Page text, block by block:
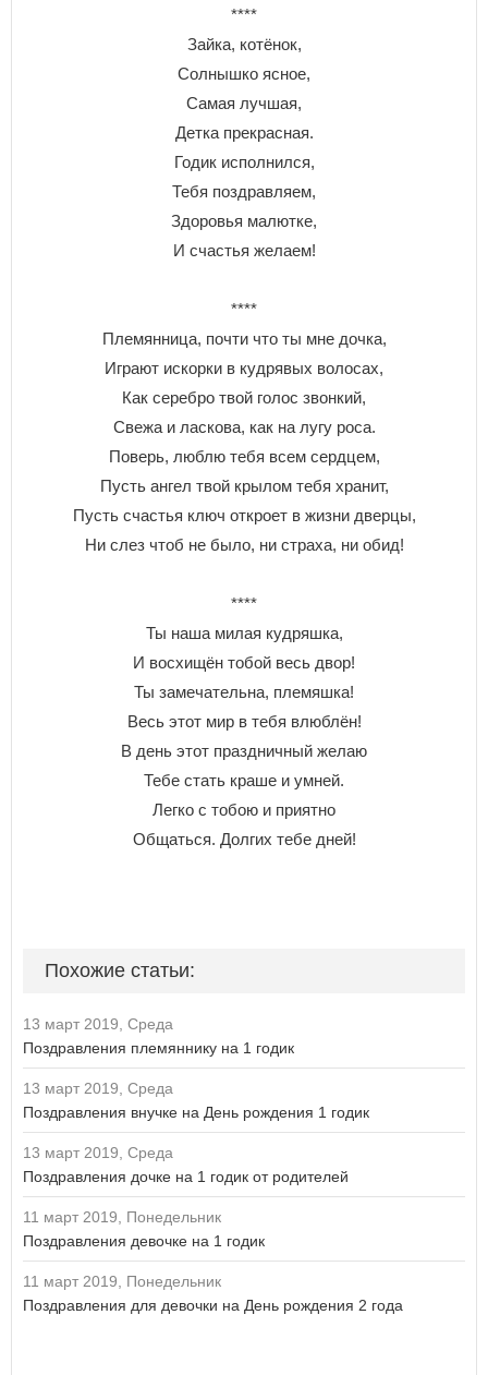
****
Зайка, котёнок,
Солнышко ясное,
Самая лучшая,
Детка прекрасная.
Годик исполнился,
Тебя поздравляем,
Здоровья малютке,
И счастья желаем!
****
Племянница, почти что ты мне дочка,
Играют искорки в кудрявых волосах,
Как серебро твой голос звонкий,
Свежа и ласкова, как на лугу роса.
Поверь, люблю тебя всем сердцем,
Пусть ангел твой крылом тебя хранит,
Пусть счастья ключ откроет в жизни дверцы,
Ни слез чтоб не было, ни страха, ни обид!
****
Ты наша милая кудряшка,
И восхищён тобой весь двор!
Ты замечательна, племяшка!
Весь этот мир в тебя влюблён!
В день этот праздничный желаю
Тебе стать краше и умней.
Легко с тобою и приятно
Общаться. Долгих тебе дней!
Похожие статьи:
13 март 2019, Среда
Поздравления племяннику на 1 годик
13 март 2019, Среда
Поздравления внучке на День рождения 1 годик
13 март 2019, Среда
Поздравления дочке на 1 годик от родителей
11 март 2019, Понедельник
Поздравления девочке на 1 годик
11 март 2019, Понедельник
Поздравления для девочки на День рождения 2 года